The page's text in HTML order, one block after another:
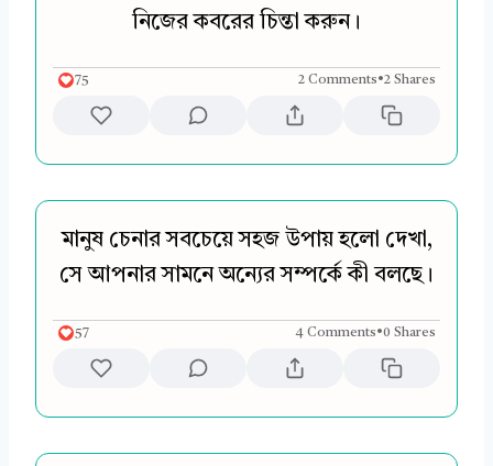
নিজের কবরের চিন্তা করুন।
75 2 Comments•2 Shares
মানুষ চেনার সবচেয়ে সহজ উপায় হলো দেখা,
সে আপনার সামনে অন্যের সম্পর্কে কী বলছে।
57 4 Comments•0 Shares